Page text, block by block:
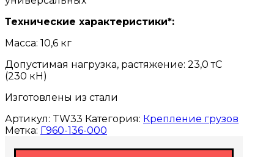
Технические характеристики*:
Масса: 10,6 кг
Допустимая нагрузка, растяжение: 23,0 тС
(230 кН)
Изготовлены из стали
Артикул: TW33 Категория: Крепление грузов
Метка: Г960-136-000